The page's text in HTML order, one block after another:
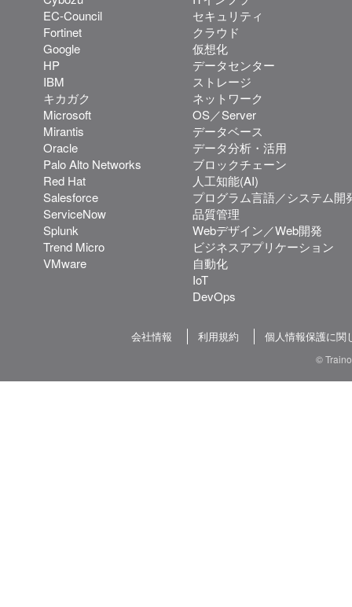
EC-Council
Fortinet
Google
HP
IBM
キカガク
Microsoft
Mirantis
Oracle
Palo Alto Networks
Red Hat
Salesforce
ServiceNow
Splunk
Trend Micro
VMware
セキュリティ
クラウド
仮想化
データセンター
ストレージ
ネットワーク
OS／Server
データベース
データ分析・活用
ブロックチェーン
人工知能(AI)
プログラム言語／システム開
品質管理
Webデザイン／Web開発
ビジネスアプリケーション
自動化
IoT
DevOps
会社情報 利用規約 個人情報保護に関
©